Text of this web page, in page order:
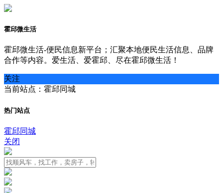
霍邱微生活
霍邱微生活-便民信息新平台；汇聚本地便民生活信息、品牌
合作等内容。爱生活、爱霍邱、尽在霍邱微生活！
关注
当前站点：霍邱同城
热门站点
霍邱同城
关闭